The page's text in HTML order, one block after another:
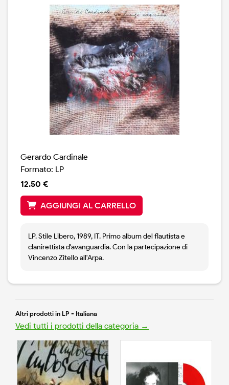
Gerardo Cardinale
Formato: LP
12.50 €
AGGIUNGI AL CARRELLO
LP. Stile Libero, 1989, IT. Primo album del flautista e
clanirettista d'avanguardia. Con la partecipazione di
Vincenzo Zitello all'Arpa.
Altri prodotti in LP - Italiana
Vedi tutti i prodotti della categoria →